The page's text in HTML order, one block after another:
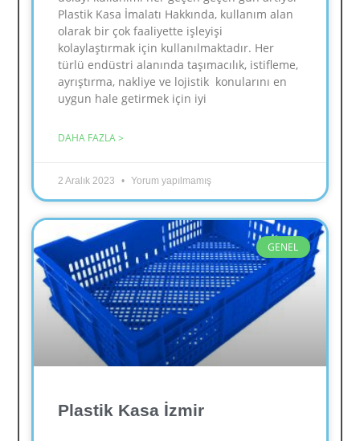
Plastik Kasa İmalatı Hakkında, kullanım alan
olarak bir çok faaliyette işleyişi
kolaylaştırmak için kullanılmaktadır. Her
türlü endüstri alanında taşımacılık, istifleme,
ayrıştırma, nakliye ve lojistik konularını en
uygun hale getirmek için iyi
DAHA FAZLA >
2 Aralık 2023 Yorum yapılmamış
GENEL
Plastik Kasa İzmir